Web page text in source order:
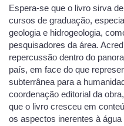
Espera-se que o livro sirva
cursos de graduação,
geologia e hidrogeologia,
pesquisadores da área.
repercussão dentro do
país, em face do que
subterrânea para a
coordenação editorial da
que o livro cresceu em
os aspectos inerentes à